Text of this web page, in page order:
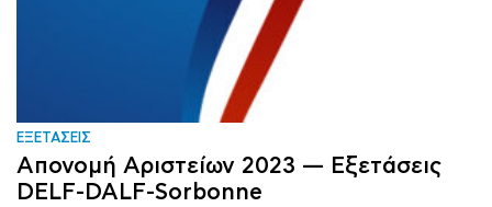
ΕΞΕΤΑΣΕΙΣ
Απονομή Αριστείων 2023 — Εξετάσεις
DELF-DALF-Sorbonne